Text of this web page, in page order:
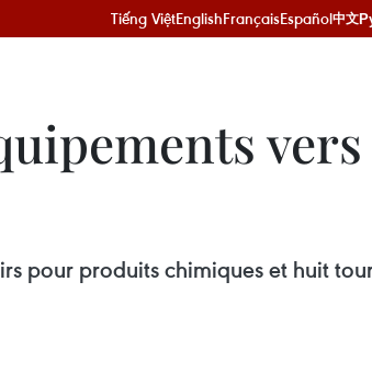
Tiếng ViệtEnglishFrançaisEspañol中文
pour produits chimiques et huit